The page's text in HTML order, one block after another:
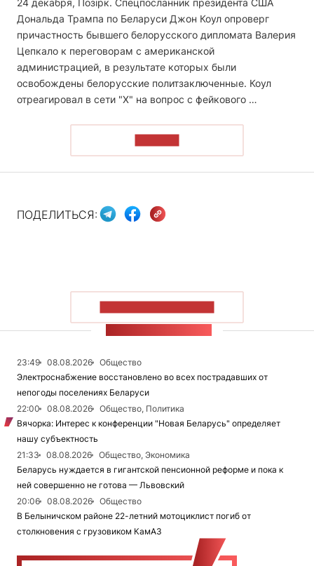
24 декабря, Позірк. Спецпосланник президента США
Дональда Трампа по Беларуси Джон Коул опроверг
причастность бывшего белорусского дипломата Валерия
Цепкало к переговорам с американской
администрацией, в результате которых были
освобождены белорусские политзаключенные. Коул
отреагировал в сети "Х" на вопрос с фейкового …
ПОДЕЛИТЬСЯ:
23:49 08.08.2026
Общество
Электроснабжение восстановлено во всех пострадавших от
непогоды поселениях Беларуси
22:00
08.08.2026
Общество, Политика
Вячорка: Интерес к конференции "Новая Беларусь" определяет
нашу субъектность
21:33
08.08.2026
Общество, Экономика
Беларусь нуждается в гигантской пенсионной реформе и пока к
ней совершенно не готова — Львовский
20:06
08.08.2026
Общество
В Белыничском районе 22-летний мотоциклист погиб от
столкновения с грузовиком КамАЗ